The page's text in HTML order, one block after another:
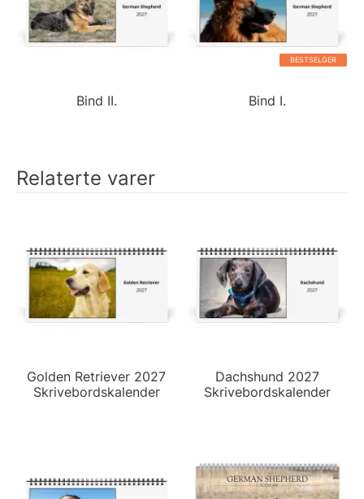
Bind II.
BESTSELGER
Bind I.
Relaterte varer
Golden Retriever 2027
Skrivebordskalender
Dachshund 2027
Skrivebordskalender